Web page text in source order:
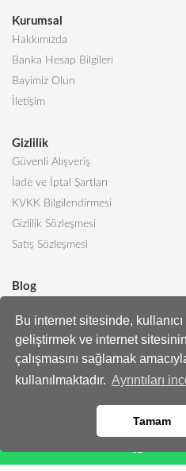
Bu internet sitesinde,
geliştirmek ve internet
çalışmasını sağlamak
kullanılmaktadır. Ayrıntıları
Tamam
Kurumsal
Hakkımızda
Banka Hesap Bilgileri
Bayimiz Olun
İletişim
Gizlilik
Güvenli Alışveriş
İade ve İptal Şartları
KVKK Bilgilendirmesi
Gizlilik Sözleşmesi
Satış Sözleşmesi
Blog
Butik Pasta Nedir?
Tüm Blog Yazıları